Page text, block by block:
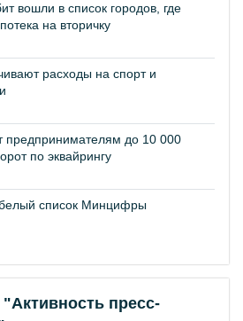
вошли в список городов, где
на вторичку
расходы на спорт и
предпринимателям до 10 000
по эквайрингу
список Минцифры
пресс-